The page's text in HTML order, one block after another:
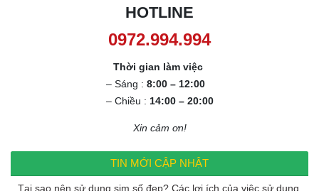
HOTLINE
0972.994.994
Thời gian làm việc
– Sáng : 8:00 – 12:00
– Chiều : 14:00 – 20:00
Xin cảm ơn!
TIN MỚI CẬP NHẬT
Tại sao nên sử dụng sim số đẹp? Các lợi ích của việc sử dụng